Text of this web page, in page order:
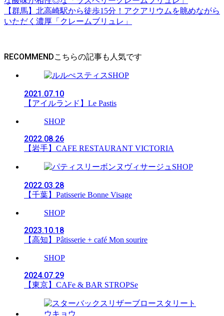
【群馬】北高崎駅から徒歩15分！アクアリウムを眺めながら
いただく濃厚「クレームブリュレ」
RECOMMEND
SHOP
2021.07.10
【アイルランド】Le Pastis
SHOP
2022.08.26
【岩手】CAFE RESTAURANT VICTORIA
SHOP
2022.03.28
【千葉】Patisserie Bonne Visage
SHOP
2023.10.18
【高知】Pâtisserie + café Mon sourire
SHOP
2024.07.29
【東京】CAFe & BAR STROPSe